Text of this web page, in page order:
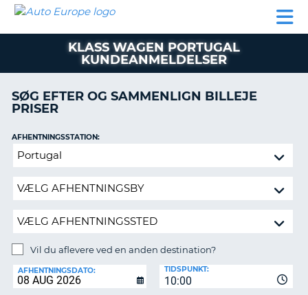
BILUDLEJNING
AUTOCAMPER
AUTO
EUROPE
BILUDLEJNING
AUTOCAMPER
PARTNER
SUPPORT
KONTO
ADMINISTRER
BOOKING
KLASS WAGEN PORTUGAL
KUNDEANMELDELSER
SØG EFTER OG SAMMENLIGN BILLEJE
PRISER
Vil
aflevere
anden
destination?
AFHENTNINGSSTATION:
Vil du aflevere ved en anden destination?
AFHENTNINGSDATO:
10:00
TIDSPUNKT: